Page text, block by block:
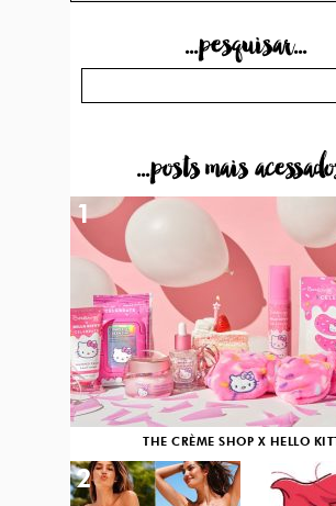
...pesquisar...
...posts mais
THE CRÈME SHOP X HELLO
1
2 3